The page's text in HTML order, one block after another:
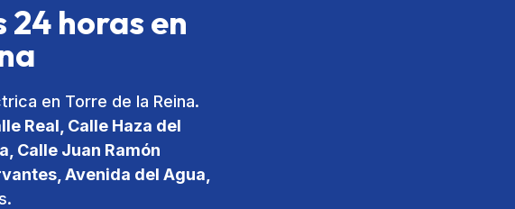
horas en
en Torre de la Reina.
Real, Calle Haza del
Calle Juan Ramón
Avenida del Agua,